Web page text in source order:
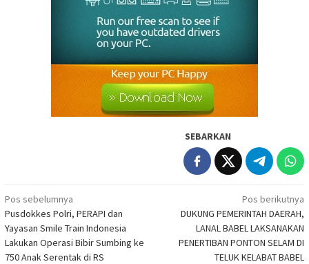
SEBARKAN
Navigasi
pos
Pos sebelumnya
Pusdokkes Polri, PERAPI dan
Yayasan Smile Train Indonesia
Lakukan Operasi Bibir Sumbing ke
750 Anak Serentak di RS
Pos berikutnya
DUKUNG PEMERINTAH DAERAH,
LANAL BABEL LAKSANAKAN
PENERTIBAN PONTON SELAM DI
TELUK KELABAT BABEL